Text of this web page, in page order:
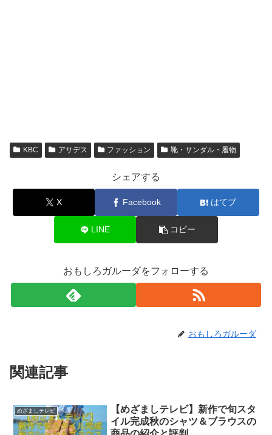
KBC アサデス ファッション 靴・サンダル・履物
シェアする
X Facebook はてブ
LINE コピー
おもしろガルーダをフォローする
おもしろガルーダ
関連記事
めざましテレビ
【めざましテレビ】新作で旬スタ
イル完成秋のシャツ＆ブラウスの